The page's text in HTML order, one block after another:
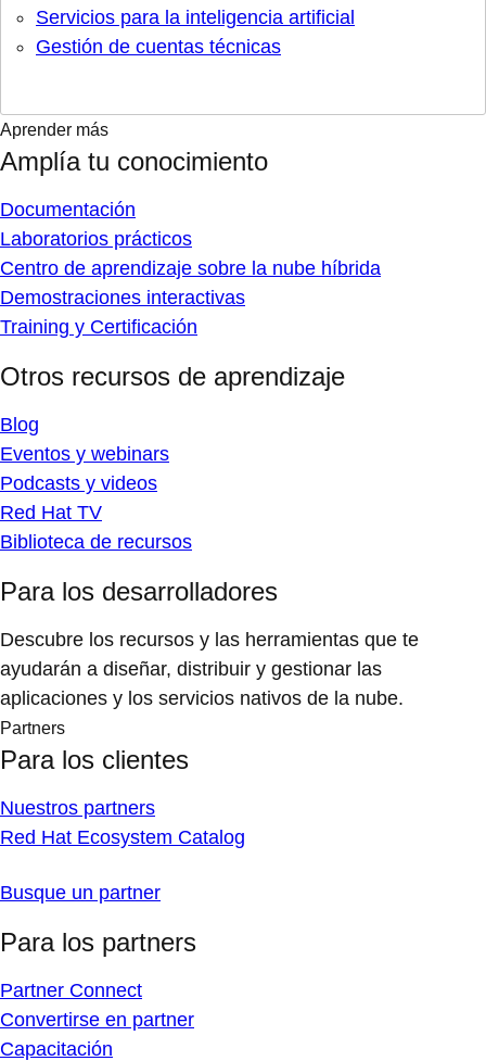
Servicios para la inteligencia artificial
Gestión de cuentas técnicas
Aprender más
Amplía tu conocimiento
Documentación
Laboratorios prácticos
Centro de aprendizaje sobre la nube híbrida
Demostraciones interactivas
Training y Certificación
Otros recursos de aprendizaje
Blog
Eventos y webinars
Podcasts y videos
Red Hat TV
Biblioteca de recursos
Para los desarrolladores
Descubre los recursos y las herramientas que te
ayudarán a diseñar, distribuir y gestionar las
aplicaciones y los servicios nativos de la nube.
Partners
Para los clientes
Nuestros partners
Red Hat Ecosystem Catalog
Busque un partner
Para los partners
Partner Connect
Convertirse en partner
Capacitación